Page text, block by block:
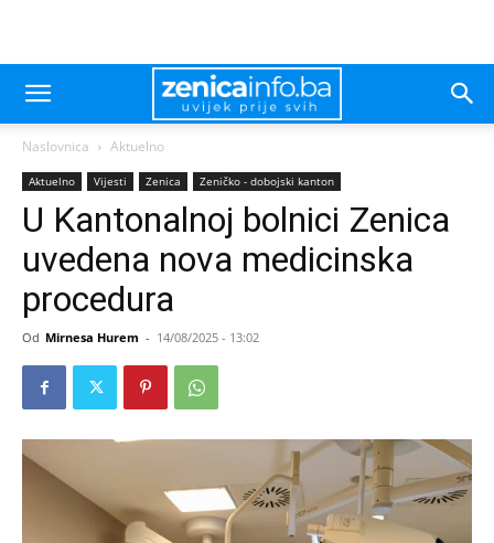
Naslovnica Aktuelno
Aktuelno Vijesti Zenica Zeničko - dobojski kanton
U Kantonalnoj bolnici Zenica
uvedena nova medicinska
procedura
Od Mirnesa Hurem - 14/08/2025 - 13:02